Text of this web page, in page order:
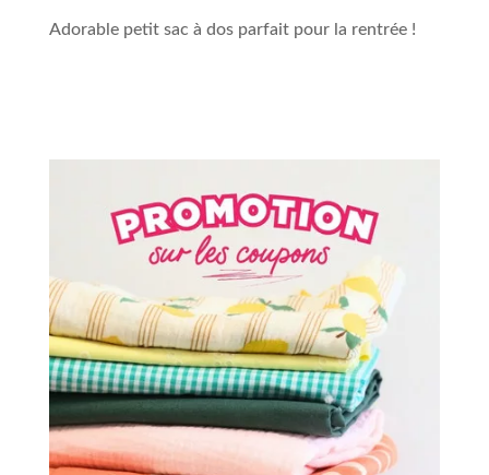
Adorable petit sac à dos parfait pour la rentrée !